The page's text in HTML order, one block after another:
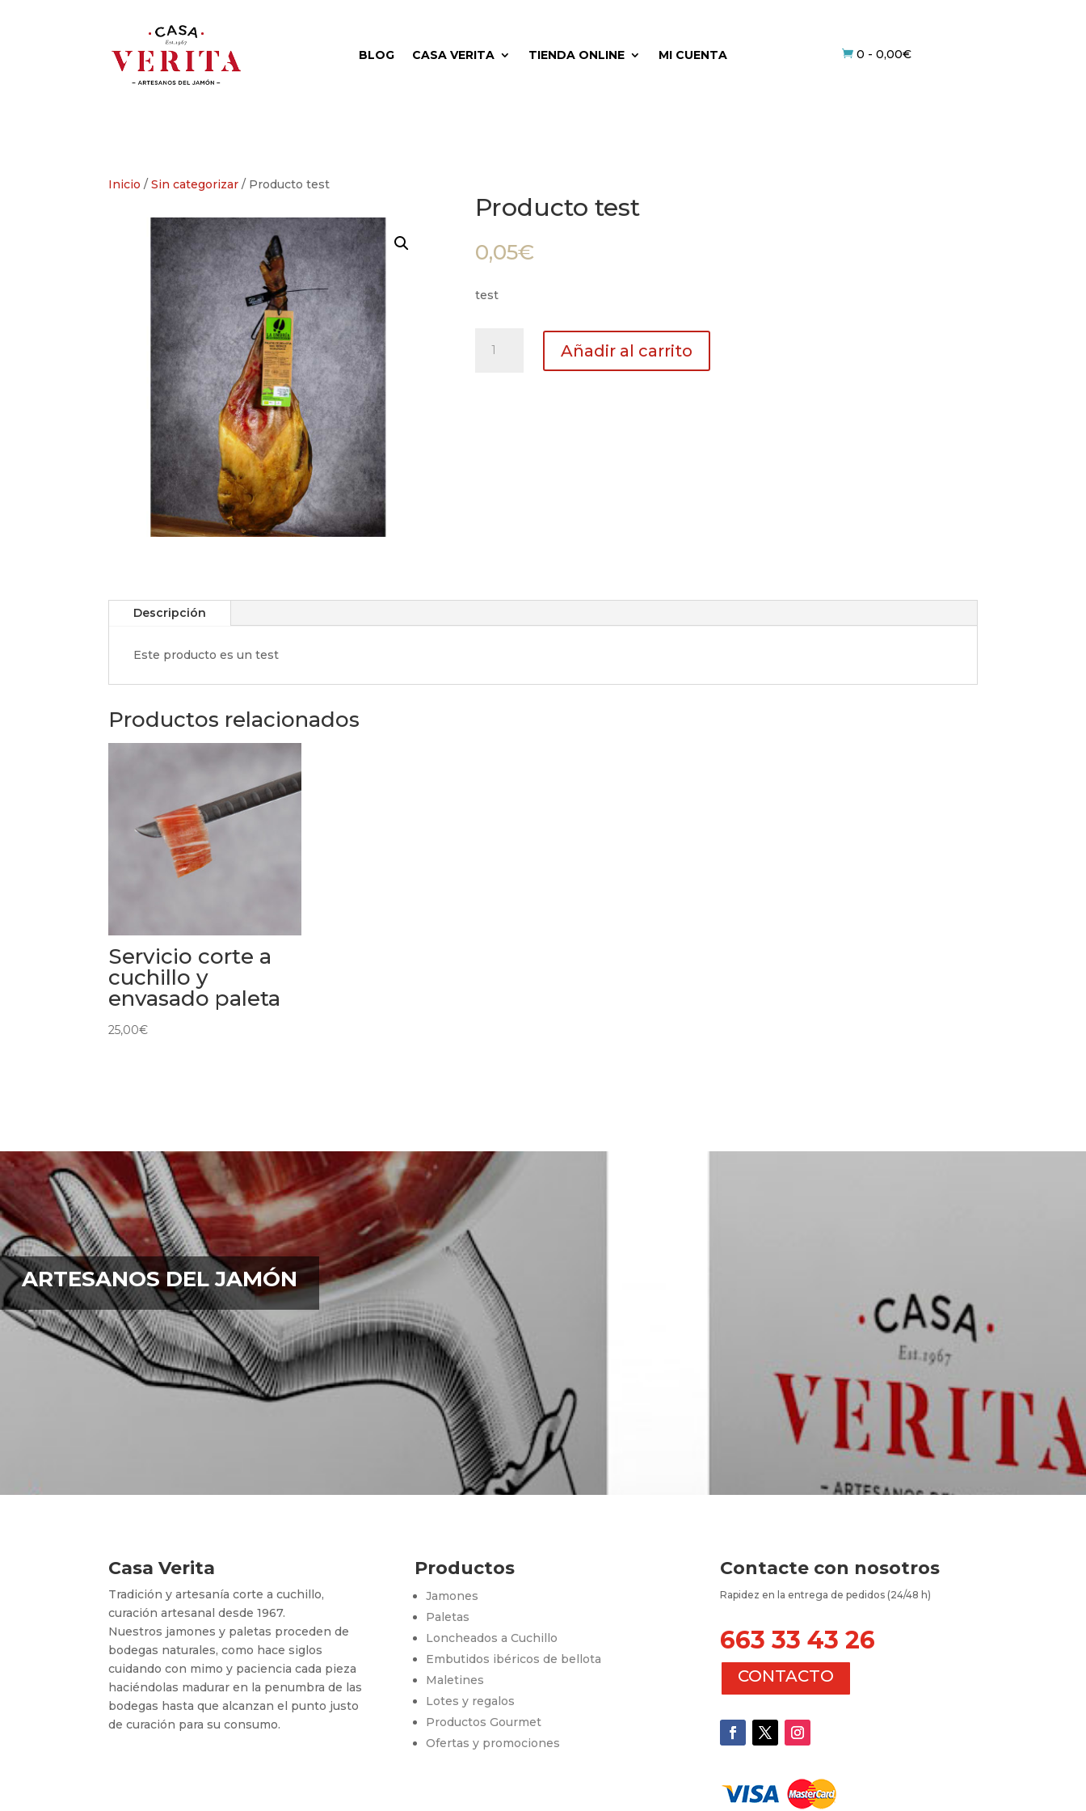
BLOG CASA VERITA TIENDA ONLINE MI CUENTA  0 - 0,00€
Inicio /Sin categorizar / Producto test
Producto test
0,05€
test
test
Añadir al carrito
Descripción
Este producto es un test
Productos relacionados
Servicio corte a
cuchillo y
envasado paleta
25,00€
ARTESANOS DEL JAMÓN
Casa Verita
Tradición y artesanía corte a cuchillo,
curación artesanal desde 1967.
Nuestros jamones y paletas proceden de
bodegas naturales, como hace siglos
cuidando con mimo y paciencia cada pieza
haciéndolas madurar en la penumbra de las
bodegas hasta que alcanzan el punto justo
de curación para su consumo.
Productos
Jamones
Paletas
Loncheados a Cuchillo
Embutidos ibéricos de bellota
Maletines
Lotes y regalos
Productos Gourmet
Ofertas y promociones
Contacte con nosotros
Rapidez en la entrega de pedidos (24/48 h)
663 33 43 26
CONTACTO